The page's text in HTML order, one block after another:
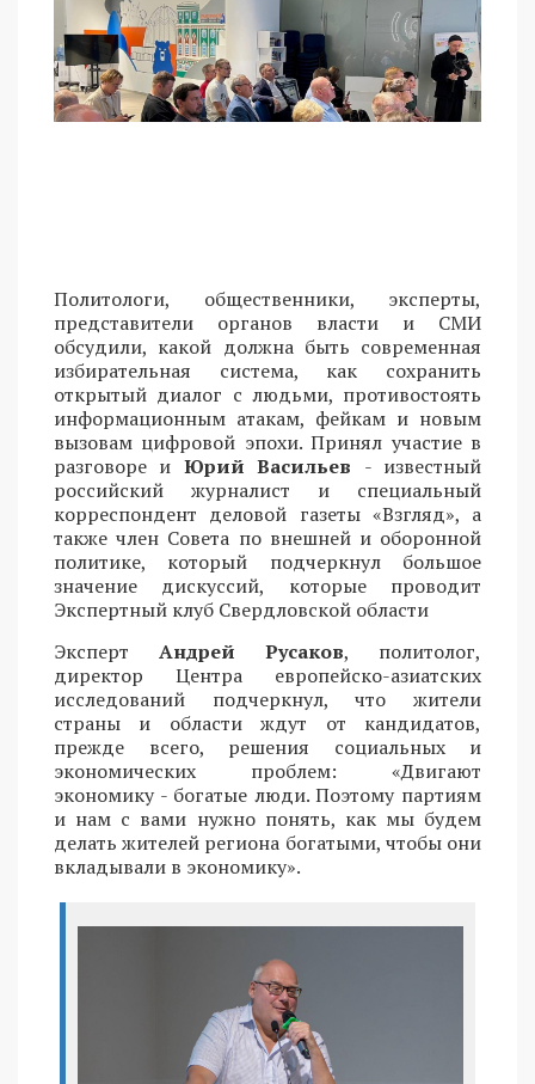
Политологи, общественники, эксперты,
представители органов власти и СМИ
обсудили, какой должна быть современная
избирательная система, как сохранить
открытый диалог с людьми, противостоять
информационным атакам, фейкам и новым
вызовам цифровой эпохи. Принял участие в
разговоре и Юрий Васильев - известный
российский журналист и специальный
корреспондент деловой газеты «Взгляд», а
также член Совета по внешней и оборонной
политике, который подчеркнул большое
значение дискуссий, которые проводит
Экспертный клуб Свердловской области
Эксперт Андрей Русаков, политолог,
директор Центра европейско-азиатских
исследований подчеркнул, что жители
страны и области ждут от кандидатов,
прежде всего, решения социальных и
экономических проблем: «Двигают
экономику - богатые люди. Поэтому партиям
и нам с вами нужно понять, как мы будем
делать жителей региона богатыми, чтобы они
вкладывали в экономику».